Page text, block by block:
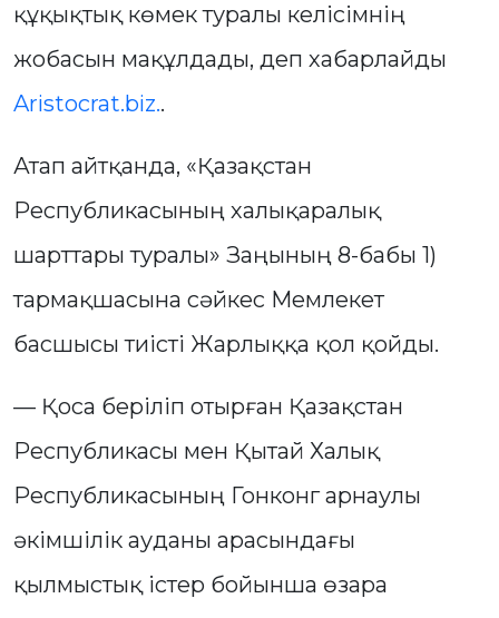
құқықтық көмек туралы келісімнің
жобасын мақұлдады, деп хабарлайды
Aristocrat.biz..
Атап айтқанда, «Қазақстан
Республикасының халықаралық
шарттары туралы» Заңының 8-бабы 1)
тармақшасына сәйкес Мемлекет
басшысы тиісті Жарлыққа қол қойды.
— Қоса беріліп отырған Қазақстан
Республикасы мен Қытай Халық
Республикасының Гонконг арнаулы
әкімшілік ауданы арасындағы
қылмыстық істер бойынша өзара